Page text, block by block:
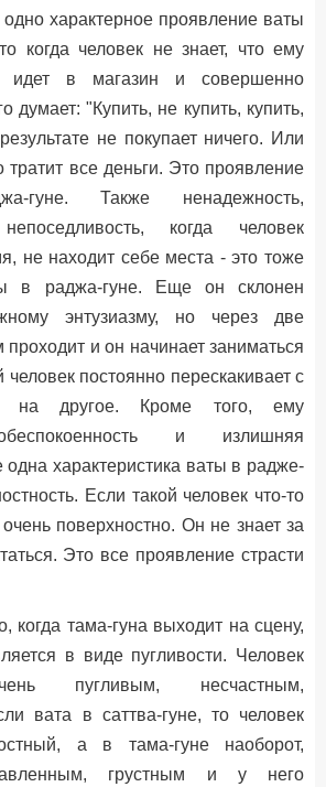
характерное проявление ваты
когда человек не знает, что ему
идет в магазин и совершенно
думает: "Купить, не купить, купить,
не покупает ничего. Или
тратит все деньги. Это проявление
Также ненадежность,
непоседливость, когда человек
не находит себе места - это тоже
в раджа-гуне. Еще он склонен
энтузиазму, но через две
проходит и он начинает заниматься
постоянно перескакивает с
на другое. Кроме того, ему
и излишняя
одна характеристика ваты в радже-
Если такой человек что-то
очень поверхностно. Он не знает за
Это все проявление страсти
когда тама-гуна выходит на сцену,
в виде пугливости. Человек
пугливым, несчастным,
вата в саттва-гуне, то человек
а в тама-гуне наоборот,
грустным и у него